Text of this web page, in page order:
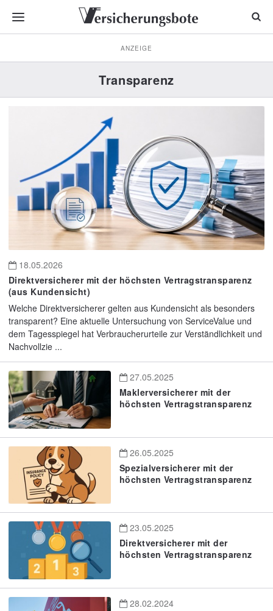
ANZEIGE
Transparenz
18.05.2026
Direktversicherer mit der höchsten Vertragstransparenz
(aus Kundensicht)
Welche Direktversicherer gelten aus Kundensicht als besonders
transparent? Eine aktuelle Untersuchung von ServiceValue und
dem Tagesspiegel hat Verbraucherurteile zur Verständlichkeit und
Nachvollzie ...
27.05.2025
Maklerversicherer mit der
höchsten Vertragstransparenz
26.05.2025
Spezialversicherer mit der
höchsten Vertragstransparenz
23.05.2025
Direktversicherer mit der
höchsten Vertragstransparenz
28.02.2024